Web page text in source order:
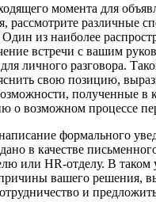
момента для
рассмотрите различные
из наиболее
встречи с вашим
личного разговора.
свою позицию,
полученные в
о возможном процессе
формального
в качестве
или HR-отделу. В таком
вашего решения,
и